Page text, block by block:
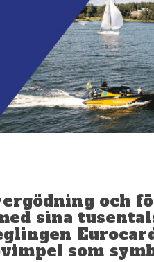
och
sina
som